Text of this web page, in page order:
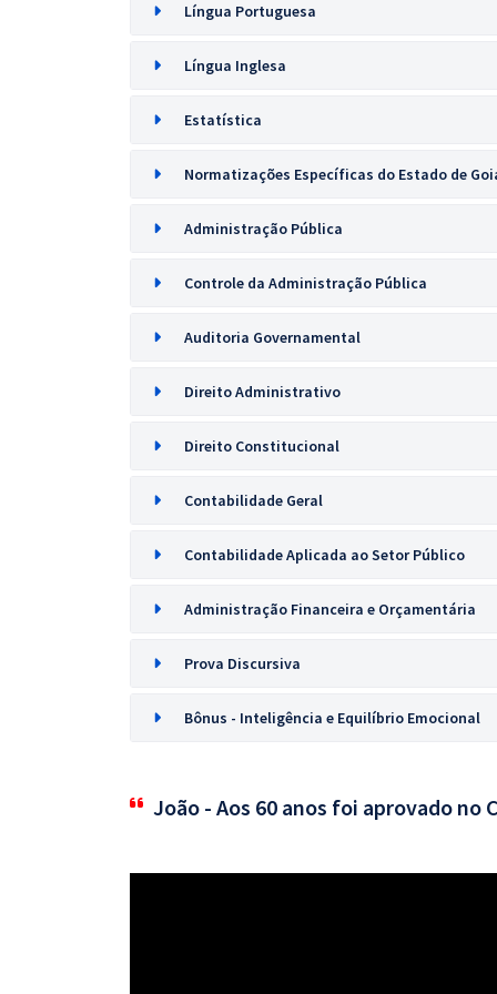
Língua Portuguesa
Língua Inglesa
Estatística
Normatizações Específicas do Estado de
Administração Pública
Controle da Administração Pública
Auditoria Governamental
Direito Administrativo
Direito Constitucional
Contabilidade Geral
Contabilidade Aplicada ao Setor Público
Administração Financeira e Orçamentária
Prova Discursiva
Bônus - Inteligência e Equilíbrio Emocional
João - Aos 60 anos foi aprovado no